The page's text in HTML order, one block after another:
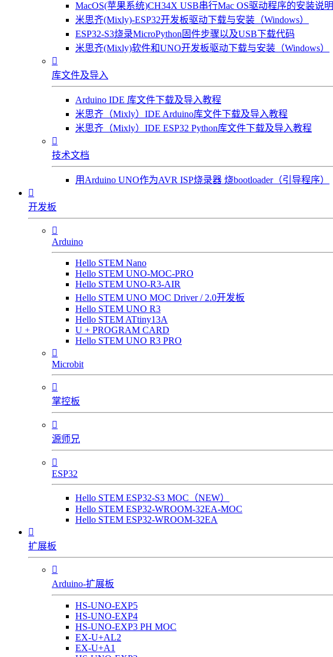
MacOS(苹果系统)CH34X USB串行Mac OS驱动程序的安装说明
米思齐(Mixly)-ESP32开发板驱动下载与安装（Windows）
ESP32-S3烧录MicroPython固件步骤以及USB下载代码
米思齐(Mixly)软件和UNO开发板驱动下载与安装（Windows）

库文件及导入
Arduino IDE 库文件下载及导入教程
米思齐（Mixly）IDE Arduino库文件下载及导入教程
米思齐（Mixly）IDE ESP32 Python库文件下载及导入教程

技术文档
用Arduino UNO作为AVR ISP烧录器 烧bootloader（引导程序）

开发板

Arduino
Hello STEM Nano
Hello STEM UNO-MOC-PRO
Hello STEM UNO-R3-AIR
Hello STEM UNO MOC Driver / 2.0开发板
Hello STEM UNO R3
Hello STEM ATtiny13A
U + PROGRAM CARD
Hello STEM UNO R3 PRO

Microbit

掌控板

源师兄

ESP32
Hello STEM ESP32-S3 MOC（NEW）
Hello STEM ESP32-WROOM-32EA-MOC
Hello STEM ESP32-WROOM-32EA

扩展板

Arduino-扩展板
HS-UNO-EXP5
HS-UNO-EXP4
HS-UNO-EXP3 PH MOC
EX-U+AL2
EX-U+A1